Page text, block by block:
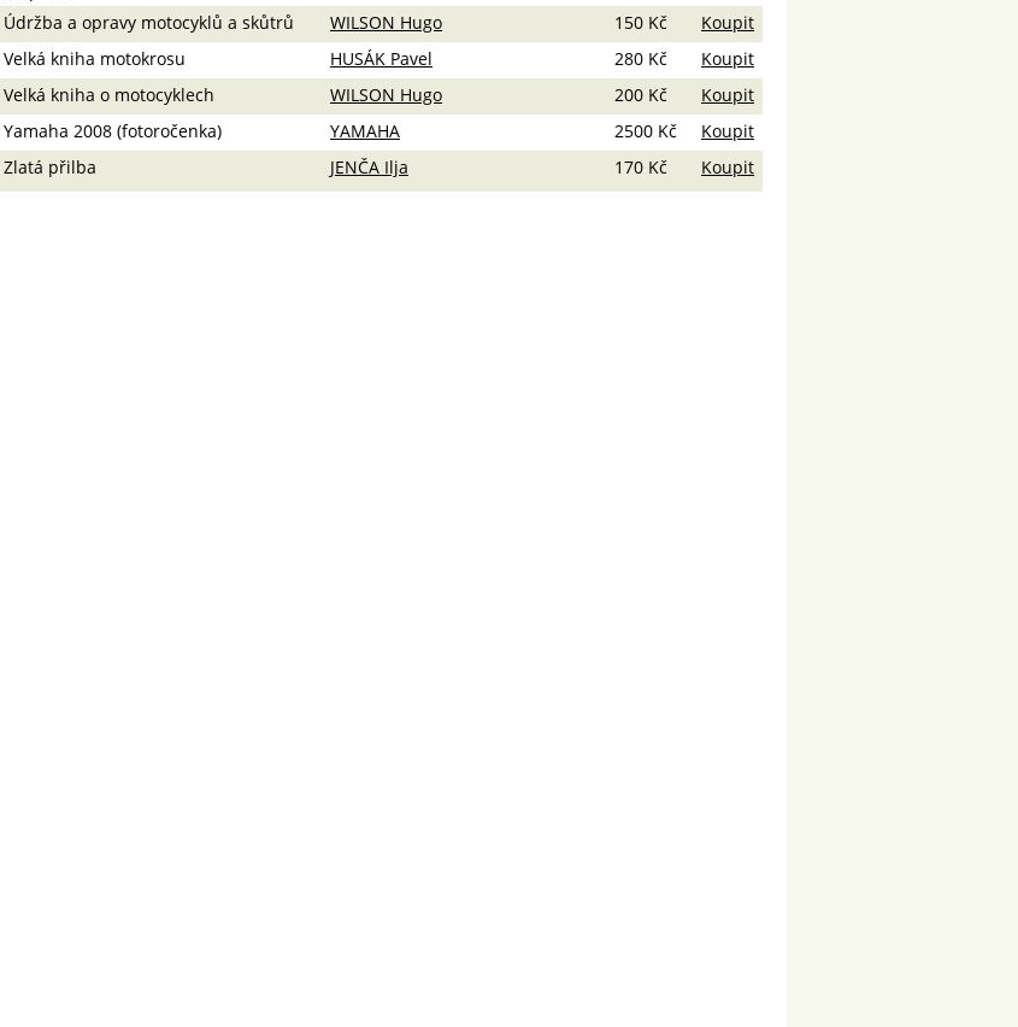
Údržba a opravy motocyklů a skůtrů WILSON Hugo 150 Kč
Koupit
Velká kniha motokrosu HUSÁK Pavel 280 Kč
Koupit
Velká kniha o motocyklech WILSON Hugo 200 Kč
Koupit
Yamaha 2008 (fotoročenka) YAMAHA 2500 Kč
Koupit
Zlatá přilba JENČA Ilja 170 Kč Koupit